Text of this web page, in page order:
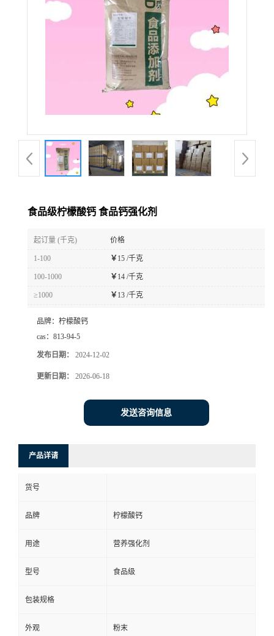
食品级柠檬酸钙 食品钙强化剂
起订量 (千克) 价格
1-100 ￥ 15 /千克
100-1000 ￥ 14 /千克
≥1000 ￥ 13 /千克
品牌： 柠檬酸钙
cas： 813-94-5
发布日期： 2024-12-02
更新日期： 2026-06-18
发送咨询信息
产品详请
货号
品牌 柠檬酸钙
用途 营养强化剂
型号 食品级
包装规格
外观 粉末